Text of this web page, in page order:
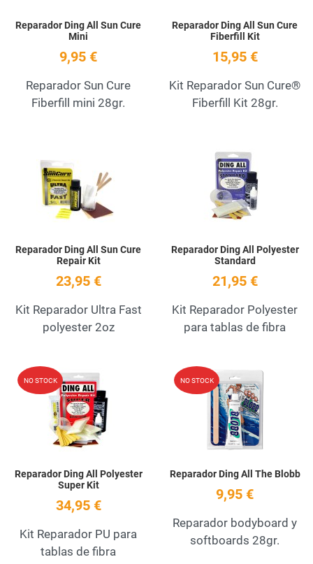
Reparador Ding All Sun Cure
Mini
9,95 €
Reparador Sun Cure
Fiberfill mini 28gr.
Reparador Ding All Sun Cure
Fiberfill Kit
15,95 €
Kit Reparador Sun Cure®
Fiberfill Kit 28gr.
Add to Wishlist
Reparador Ding All Sun Cure
Repair Kit
23,95 €
Kit Reparador Ultra Fast
polyester 2oz
Reparador Ding All Polyester
Standard
21,95 €
Kit Reparador Polyester
para tablas de fibra
NO STOCK Add to Wishlist
Reparador Ding All Polyester
Super Kit
34,95 €
Kit Reparador PU para
tablas de fibra
NO STOCK
Reparador Ding All The Blobb
9,95 €
Reparador bodyboard y
softboards 28gr.